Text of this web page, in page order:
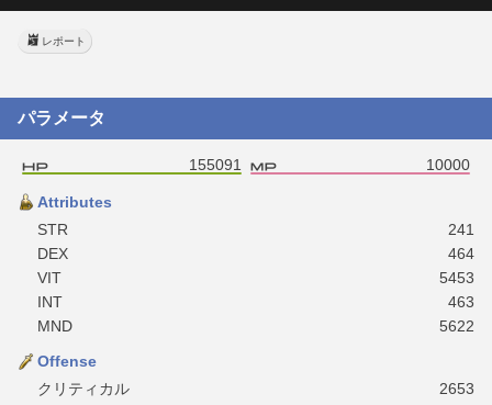
レポート
パラメータ
155091 10000
Attributes
STR
241
DEX
464
VIT
5453
INT
463
MND
5622
Offense
クリティカル
2653